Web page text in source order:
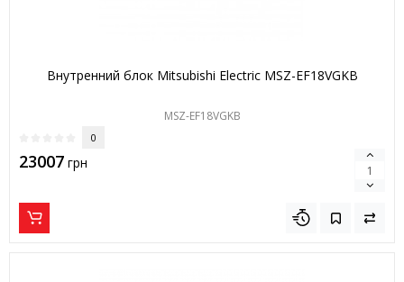
Внутренний блок Mitsubishi Electric MSZ-EF18VGKB
MSZ-EF18VGKB
0
23007 грн